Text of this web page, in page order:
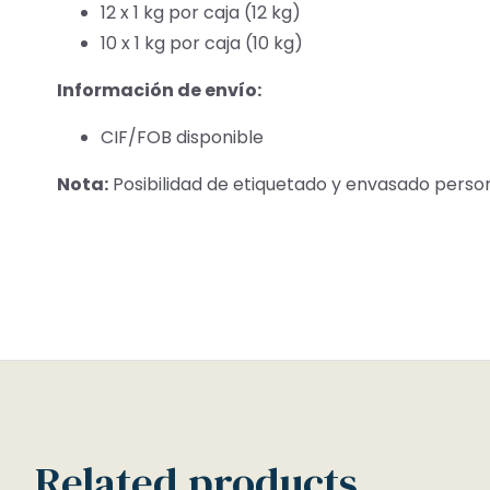
12 x 1 kg por caja (12 kg)
10 x 1 kg por caja (10 kg)
Información de envío:
CIF/FOB disponible
Nota: Posibilidad de etiquetado y envasado